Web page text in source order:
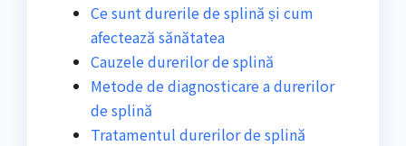
Ce sunt durerile de splină și cum
afectează sănătatea
Cauzele durerilor de splină
Metode de diagnosticare a durerilor
de splină
Tratamentul durerilor de splină